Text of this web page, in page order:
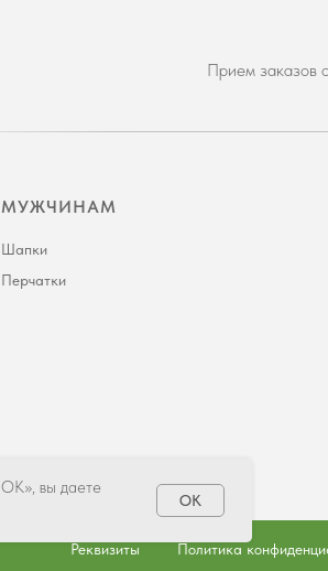
Прием заказов
МУЖЧИНАМ
Шапки
Перчатки
Реквизиты Политика
вы даете
OK